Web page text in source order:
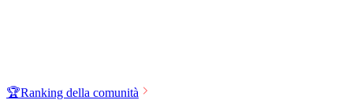
🏆Ranking della comunità